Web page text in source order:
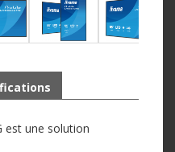
est une solution